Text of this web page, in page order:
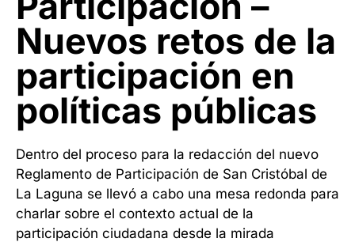
Nuevos retos de la
participación en
políticas públicas
Dentro del proceso para la redacción del nuevo
Reglamento de Participación de San Cristóbal de
La Laguna se llevó a cabo una mesa redonda para
charlar sobre el contexto actual de la
participación ciudadana desde la mirada